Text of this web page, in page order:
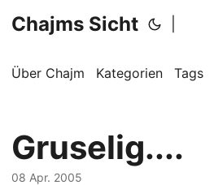
Chajms Sicht
Über Chajm Kategorien Tags
Gruselig....
08 Apr. 2005